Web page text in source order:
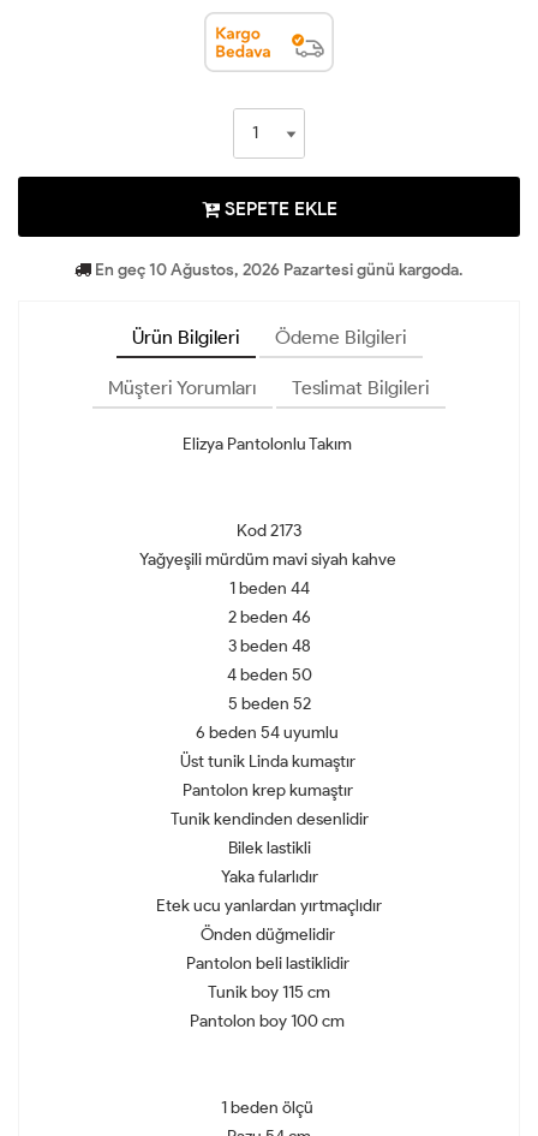
SEPETE EKLE
En geç 10 Ağustos, 2026 Pazartesi günü kargoda.
Ürün Bilgileri Ödeme Bilgileri
Müşteri Yorumları Teslimat Bilgileri
Elizya Pantolonlu Takım
Kod 2173
Yağyeşili mürdüm mavi siyah kahve
1 beden 44
2 beden 46
3 beden 48
4 beden 50
5 beden 52
6 beden 54 uyumlu
Üst tunik Linda kumaştır
Pantolon krep kumaştır
Tunik kendinden desenlidir
Bilek lastikli
Yaka fularlıdır
Etek ucu yanlardan yırtmaçlıdır
Önden düğmelidir
Pantolon beli lastiklidir
Tunik boy 115 cm
Pantolon boy 100 cm
1 beden ölçü